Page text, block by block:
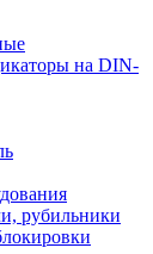
на DIN-
рубильники